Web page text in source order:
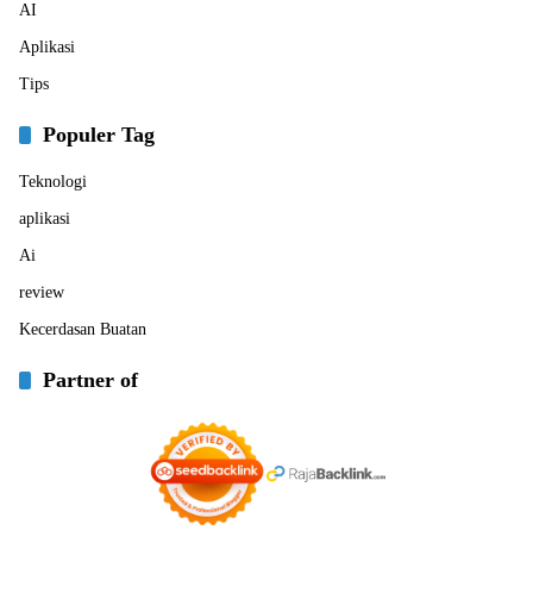
AI
Aplikasi
Tips
Populer Tag
Teknologi
aplikasi
Ai
review
Kecerdasan Buatan
Partner of